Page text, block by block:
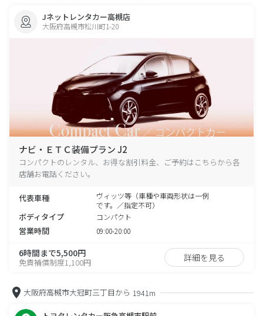
Jネットレンタカー高槻店
大阪府高槻市松川町1-20
ナビ・ＥＴＣ装備プラン J2
コンパクトのレンタル、お得な割引料金、ご予約はこちらから各
店舗お電話ください。
代表車種
ヴィッツ等（車種や車両形状は一例
です。／指定不可）
ボディタイプ コンパクト
営業時間 09:00-20:00
6時間まで5,500円
免責補償制度1,100円 詳細を見る
大阪府高槻市大冠町三丁目から 1941m